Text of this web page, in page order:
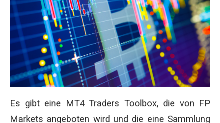
Es gibt eine MT4 Traders Toolbox, die von FP
Markets angeboten wird und die eine Sammlung